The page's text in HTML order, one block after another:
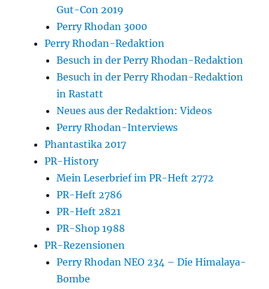
Gut-Con 2019
Perry Rhodan 3000
Perry Rhodan-Redaktion
Besuch in der Perry Rhodan-Redaktion
Besuch in der Perry Rhodan-Redaktion
in Rastatt
Neues aus der Redaktion: Videos
Perry Rhodan-Interviews
Phantastika 2017
PR-History
Mein Leserbrief im PR-Heft 2772
PR-Heft 2786
PR-Heft 2821
PR-Shop 1988
PR-Rezensionen
Perry Rhodan NEO 234 – Die Himalaya-
Bombe